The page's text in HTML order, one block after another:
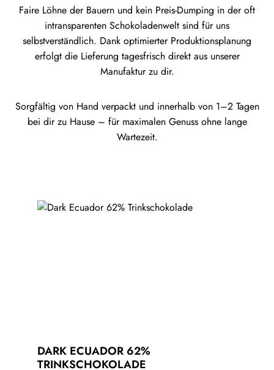
Faire Löhne der Bauern und kein Preis-Dumping in der oft
intransparenten Schokoladenwelt sind für uns
selbstverständlich. Dank optimierter Produktionsplanung
erfolgt die Lieferung tagesfrisch direkt aus unserer
Manufaktur zu dir.
Sorgfältig von Hand verpackt und innerhalb von 1–2 Tagen
bei dir zu Hause – für maximalen Genuss ohne lange
Wartezeit.
Produktgalerie überspringen
DARK ECUADOR 62%
TRINKSCHOKOLADE